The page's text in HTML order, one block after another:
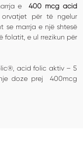
e400 mcgacid
për të ngelur
se marrja e një shtesë
folatit, e ul rrezikun për
acid folic aktiv – 5
doze prej 400mcg